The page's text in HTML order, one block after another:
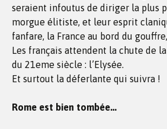
seraient infoutus de diriger la plus
morgue élitiste, et leur esprit
fanfare, la France au bord du
Les français attendent la chute de
du 21eme siècle : l’Elysée.
Et surtout la déferlante qui suivra !
Rome est bien tombée…